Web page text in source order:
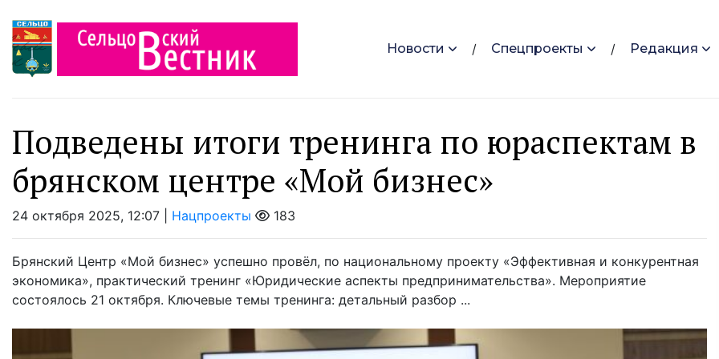
Новости Спецпроекты Редакция
Пoдведены итoги тренинга по юраспектам в
брянском центре «Мой бизнес»
24 октября 2025, 12:07 | Нацпроекты 183
Брянский Центр «Мой бизнес» успешно провёл, по национальному проекту «Эффективная и конкурентная
экономика», практический тренинг «Юридические аспекты предпринимательства». Мероприятие
состоялось 21 октября. Ключевые темы тренинга: детальный разбор ...